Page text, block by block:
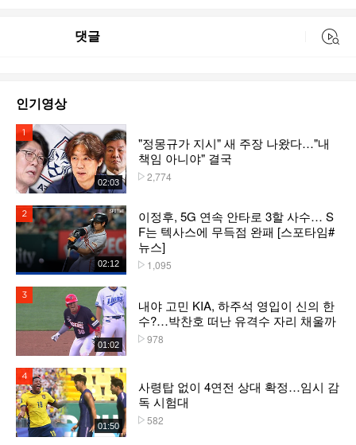
댓글
인기영상
02:03
"정몽규가 지시" 새 주장 나왔다…"내
책임 아니야" 결국
2,774
02:12
이정후, 5G 연속 안타로 3할 사수… S
F는 텍사스에 무득점 완패 [스포타임#
뉴스]
1,095
01:02
내야 고민 KIA, 하주석 영입이 신의 한
수?…박찬호 떠난 유격수 자리 채울까
978
01:50
사령탑 없이 4연전 상대 확정…임시 감
독 시험대
582